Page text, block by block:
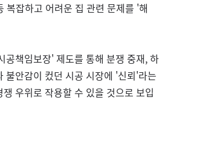
복잡하고 어려운 집 관련 문제를 '해
책임보장' 제도를 통해 분쟁 중재, 하
불안감이 컸던 시공 시장에 '신뢰'라는
우위로 작용할 수 있을 것으로 보입